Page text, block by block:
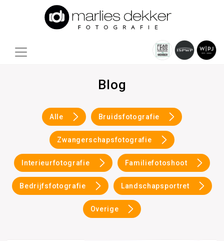
Blog
Alle Bruidsfotografie
Zwangerschapsfotografie
Interieurfotografie Familiefotoshoot
Bedrijfsfotografie Landschapsportret
Overige